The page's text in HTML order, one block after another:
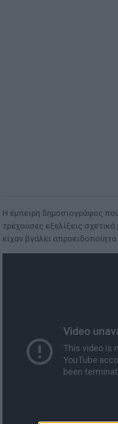
Η έμπειρη δημοσιογράφος
τρέχουσες εξελίξεις
είχαν βγάλει